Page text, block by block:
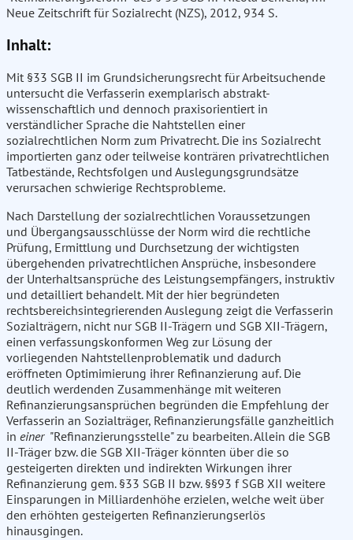
Neue Zeitschrift für Sozialrecht (NZS), 2012, 934 S.
Inhalt:
Mit §33 SGB II im Grundsicherungsrecht für Arbeitsuchende
untersucht die Verfasserin exemplarisch abstrakt-
wissenschaftlich und dennoch praxisorientiert in
verständlicher Sprache die Nahtstellen einer
sozialrechtlichen Norm zum Privatrecht. Die ins Sozialrecht
importierten ganz oder teilweise konträren privatrechtlichen
Tatbestände, Rechtsfolgen und Auslegungsgrundsätze
verursachen schwierige Rechtsprobleme.
Nach Darstellung der sozialrechtlichen Voraussetzungen
und Übergangsausschlüsse der Norm wird die rechtliche
Prüfung, Ermittlung und Durchsetzung der wichtigsten
übergehenden privatrechtlichen Ansprüche, insbesondere
der Unterhaltsansprüche des Leistungsempfängers, instruktiv
und detailliert behandelt. Mit der hier begründeten
rechtsbereichsintegrierenden Auslegung zeigt die Verfasserin
Sozialträgern, nicht nur SGB II-Trägern und SGB XII-Trägern,
einen verfassungskonformen Weg zur Lösung der
vorliegenden Nahtstellenproblematik und dadurch
eröffneten Optimimierung ihrer Refinanzierung auf. Die
deutlich werdenden Zusammenhänge mit weiteren
Refinanzierungsansprüchen begründen die Empfehlung der
Verfasserin an Sozialträger, Refinanzierungsfälle ganzheitlich
in einer "Refinanzierungsstelle" zu bearbeiten. Allein die SGB
II-Träger bzw. die SGB XII-Träger könnten über die so
gesteigerten direkten und indirekten Wirkungen ihrer
Refinanzierung gem. §33 SGB II bzw. §§93 f SGB XII weitere
Einsparungen in Milliardenhöhe erzielen, welche weit über
den erhöhten gesteigerten Refinanzierungserlös
hinausgingen.